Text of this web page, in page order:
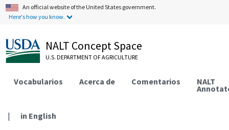
An official website of the United States government.
Here's how you know.
NALT Concept Space
U.S. DEPARTMENT OF AGRICULTURE
Vocabularios Acerca de Comentarios NALT
| in English